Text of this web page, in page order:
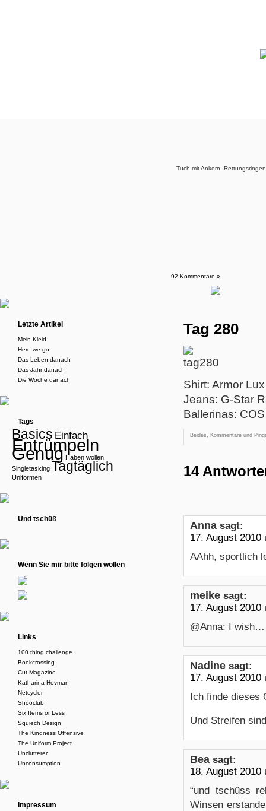
Tuch mit Ankern,
92 Kommentare »
Tag 280
Shirt: Armor Lux
Jeans: G-Star
Ballerinas: COS
Beides, Kommentare und
14
Anna sagt:
17. August 2010
AAhh, sportlich
meike sagt:
17. August 2010
@Anna: I wish…
Nadine sagt:
17. August 2010
Ich finde dieses
Und Streifen
Bea sagt:
18. August 2010
“und tschüss
Winsen
Letzte Artikel
Mein Kleid
Here we go
Das Leben danach
Das Jahr danach
Die Woche danach
Tags
Basics Einfach
Entrümpeln
Genug Haben wollen
Singletasking Tagtäglich
Uniformen
Und tschüß
Wenn Sie mir bitte folgen wollen
Links
100 thing challenge
Bookcrossing
Cut Magazine
Katharina Hovman
Netcycler
Shooclub
Six Items or Less
Squiech Design
The Kindness Offensive
The Uniform Project
Unclutterer
Unconsumption
Impressum